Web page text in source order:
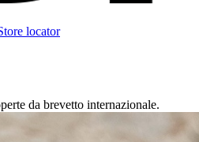
locator
da brevetto internazionale.